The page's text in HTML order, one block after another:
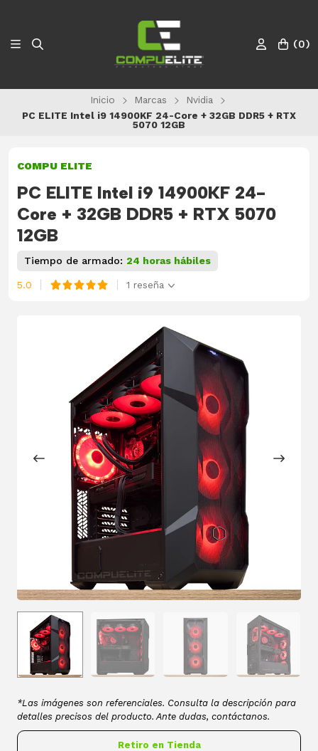
(0)
Inicio Marcas
Nvidia
PC ELITE Intel i9 14900KF 24-Core + 32GB DDR5 + RTX
5070 12GB
COMPU ELITE
PC ELITE Intel i9 14900KF 24-
Core + 32GB DDR5 + RTX 5070
12GB
Tiempo de armado: 24 horas hábiles
5.0 1 reseña
*Las imágenes son referenciales. Consulta la descripción para
detalles precisos del producto. Ante dudas, contáctanos.
Retiro en Tienda